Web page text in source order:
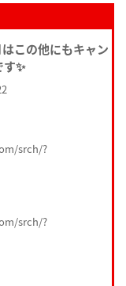
この他にもキャン
✨
srch/?
srch/?